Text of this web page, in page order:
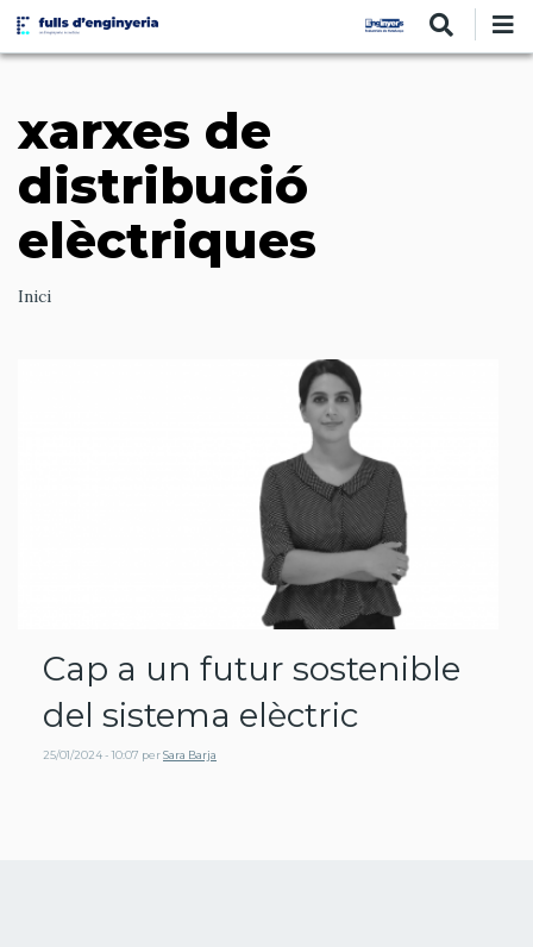
Vés
contingut
xarxes de
distribució
elèctriques
Ruta
Inici
Cap a un futur sostenible
del sistema elèctric
25/01/2024 - 10:07 perSara Barja